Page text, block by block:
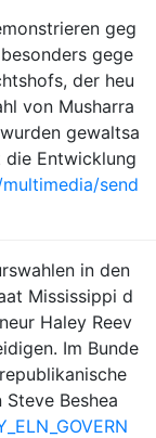
geg
gege
der heu
von Musharra
gewaltsa
die Entwicklung
send
in den
Mississippi d
Haley Reev
Im Bunde
Beshea